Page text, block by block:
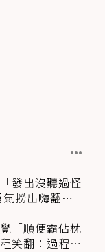
發出沒聽過怪
撈出嗨翻：
「順便霸佔枕
笑翻：過程絲